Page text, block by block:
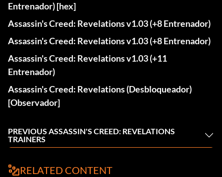
Entrenador) [hex]
Assassin's Creed: Revelations v1.03 (+8 Entrenador)
Assassin's Creed: Revelations v1.03 (+8 Entrenador)
Assassin's Creed: Revelations v1.03 (+11
Entrenador)
Assassin's Creed: Revelations (Desbloqueador)
[Observador]
PREVIOUS ASSASSIN'S CREED: REVELATIONS
TRAINERS
RELATED CONTENT